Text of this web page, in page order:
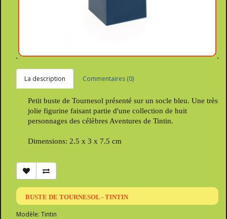
La description Commentaires (0)
Petit buste de Tournesol présenté sur un socle bleu. Une très
jolie figurine faisant partie d'une collection de huit
personnages des célèbres Aventures de Tintin.
Dimensions: 2.5 x 3 x 7.5 cm
BUSTE DE TOURNESOL - TINTIN
Modèle: Tintin